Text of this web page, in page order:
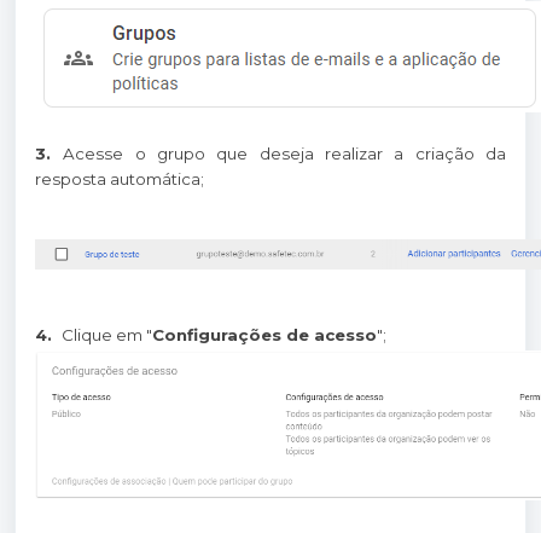
3.Acesse o grupo que deseja realizar a criação da
resposta automática;
4. Clique em "Configurações de acesso";